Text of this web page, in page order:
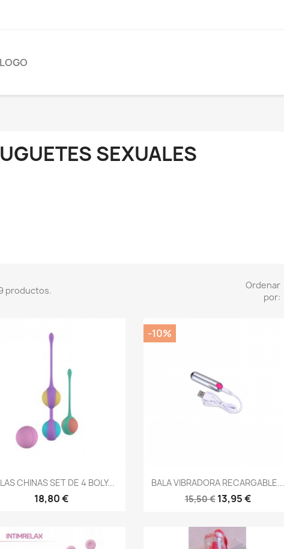
SEXUALES
productos.
Ordenar
por:
Vista rápida
CHINAS SET DE 4 BOLY...
18,80 €
Vista rápida
BALA VIBRADORA RECARGABLE...
15,50 € 13,95 €
-10%